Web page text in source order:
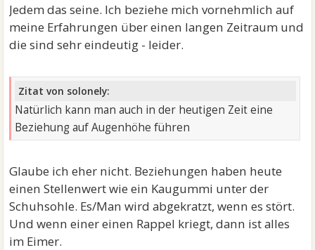
Jedem das seine. Ich beziehe mich vornehmlich auf
meine Erfahrungen über einen langen Zeitraum und
die sind sehr eindeutig - leider.
Zitat von solonely:
Natürlich kann man auch in der heutigen Zeit eine
Beziehung auf Augenhöhe führen
Glaube ich eher nicht. Beziehungen haben heute
einen Stellenwert wie ein Kaugummi unter der
Schuhsohle. Es/Man wird abgekratzt, wenn es stört.
Und wenn einer einen Rappel kriegt, dann ist alles
im Eimer.